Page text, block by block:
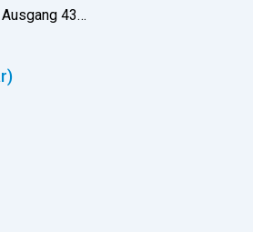
43…